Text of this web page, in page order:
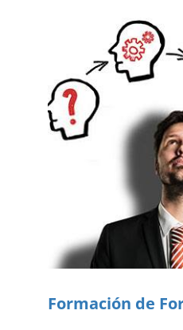
Formación de